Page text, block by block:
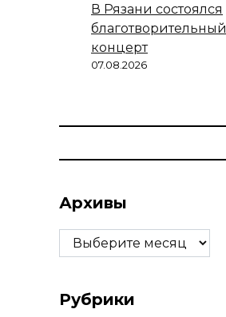
В Рязани состоялся
благотворительный
концерт
07.08.2026
Архивы
Архивы
Рубрики